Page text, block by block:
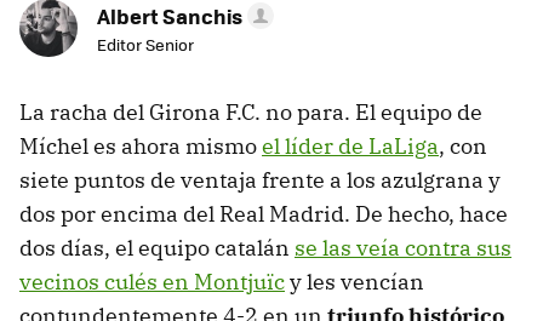
Albert Sanchis
Editor Senior
La racha del Girona F.C. no para. El equipo de
Míchel es ahora mismoel líder de LaLiga, con
siete puntos de ventaja frente a los azulgrana y
dos por encima del Real Madrid. De hecho, hace
dos días, el equipo catalán se las veía contra sus
vecinos culés en Montjuïcy les vencían